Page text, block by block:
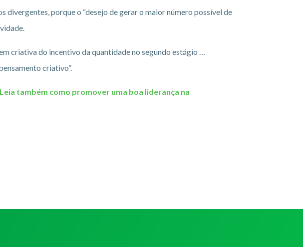
porque o “desejo de gerar o maior número possível de
criativa do incentivo da quantidade no segundo estágio …
criativo”.
Leia também como promover uma boa liderança na